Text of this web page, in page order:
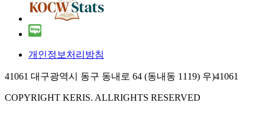
개인정보처리방침
41061 대구광역시 동구 동내로 64 (동내동 1119) 우)41061
COPYRIGHT KERIS. ALLRIGHTS RESERVED